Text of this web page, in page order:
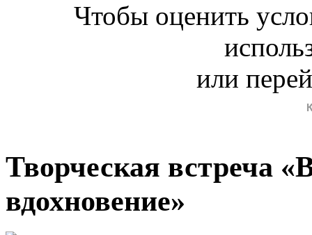
Чтобы оценить
или
Творческая встреча
вдохновение»